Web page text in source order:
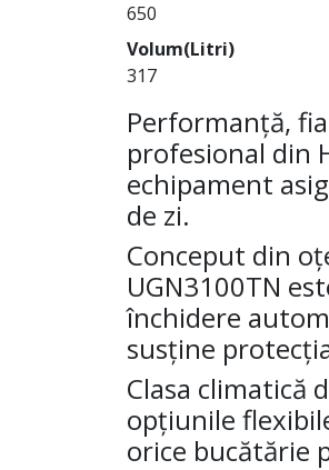
650
Volum(Litri)
317
Performanță,
profesional din
echipament
de zi.
Conceput din
UGN3100TN
închidere
susține
Clasa climatică
opțiunile
orice bucătărie